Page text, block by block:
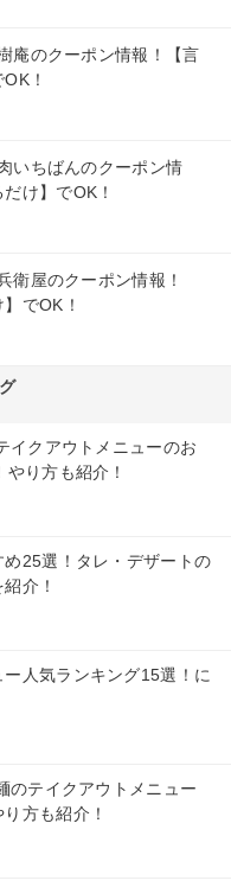
庵のクーポン情報！【言
！
いちばんのクーポン情
け】でOK！
衛屋のクーポン情報！
でOK！
イクアウトメニューのお
り方も紹介！
め25選！タレ・デザートの
介！
人気ランキング15選！に
のテイクアウトメニュー
方も紹介！